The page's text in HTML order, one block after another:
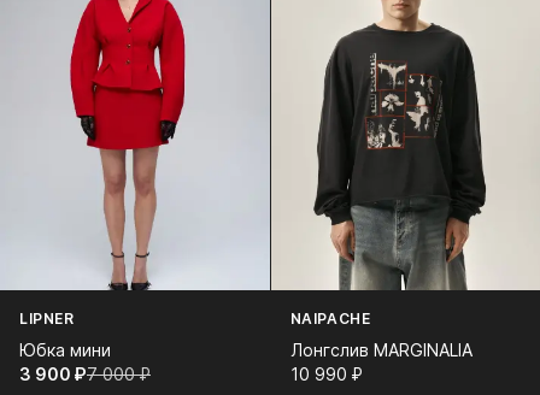
LIPNER
Юбка мини
3 900⁠ ⁠₽7 000⁠ ⁠₽
NAIPACHE
Лонгслив MARGINALIA
10 990⁠ ⁠₽